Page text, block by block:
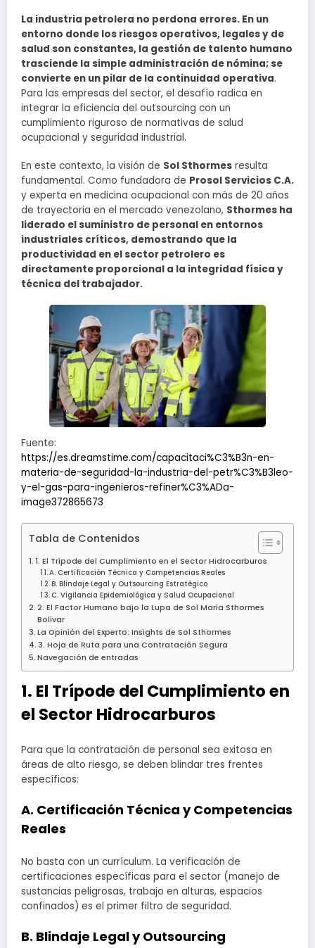
La industria petrolera no perdona errores. En un
entorno donde los riesgos operativos, legales y de
salud son constantes, la gestión de talento humano
trasciende la simple administración de nómina; se
convierte en un pilar de la continuidad operativa.
Para las empresas del sector, el desafío radica en
integrar la eficiencia del outsourcing con un
cumplimiento riguroso de normativas de salud
ocupacional y seguridad industrial.
En este contexto, la visión de Sol Sthormes resulta
fundamental. Como fundadora de Prosol Servicios C.A.
y experta en medicina ocupacional con más de 20 años
de trayectoria en el mercado venezolano, Sthormes ha
liderado el suministro de personal en entornos
industriales críticos, demostrando que la
productividad en el sector petrolero es
directamente proporcional a la integridad física y
técnica del trabajador.
Fuente:
https://es.dreamstime.com/capacitaci%C3%B3n-en-
materia-de-seguridad-la-industria-del-petr%C3%B3leo-
y-el-gas-para-ingenieros-refiner%C3%ADa-
image372865673
Tabla de Contenidos
1. El Trípode del Cumplimiento en el Sector Hidrocarburos
A. Certificación Técnica y Competencias Reales
B. Blindaje Legal y Outsourcing Estratégico
C. Vigilancia Epidemiológica y Salud Ocupacional
2. El Factor Humano bajo la Lupa de Sol María Sthormes
Bolívar
La Opinión del Experto: Insights de Sol Sthormes
3. Hoja de Ruta para una Contratación Segura
Navegación de entradas
1. El Trípode del Cumplimiento en
el Sector Hidrocarburos
Para que la contratación de personal sea exitosa en
áreas de alto riesgo, se deben blindar tres frentes
específicos:
A. Certificación Técnica y Competencias
Reales
No basta con un currículum. La verificación de
certificaciones específicas para el sector (manejo de
sustancias peligrosas, trabajo en alturas, espacios
confinados) es el primer filtro de seguridad.
B. Blindaje Legal y Outsourcing